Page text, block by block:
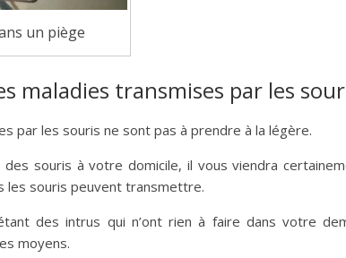
un piège
maladies transmises par les
par les souris ne sont pas à prendre à la légère.
des souris à votre domicile, il vous viendra
les souris peuvent transmettre.
des intrus qui n’ont rien à faire dans votre
moyens.